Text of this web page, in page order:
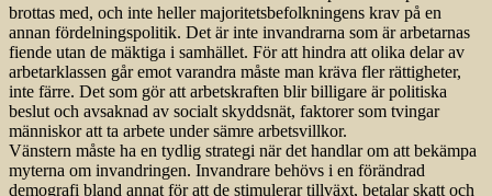
brottas med, och inte heller majoritetsbefolkningens krav på en
annan fördelningspolitik. Det är inte invandrarna som är arbetarnas
fiende utan de mäktiga i samhället. För att hindra att olika delar av
arbetarklassen går emot varandra måste man kräva fler rättigheter,
inte färre. Det som gör att arbetskraften blir billigare är politiska
beslut och avsaknad av socialt skyddsnät, faktorer som tvingar
människor att ta arbete under sämre arbetsvillkor.
Vänstern måste ha en tydlig strategi när det handlar om att bekämpa
myterna om invandringen. Invandrare behövs i en förändrad
demografi bland annat för att de stimulerar tillväxt, betalar skatt och